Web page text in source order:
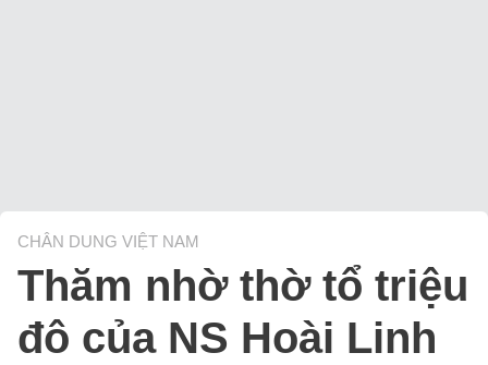
CHÂN DUNG VIỆT NAM
Thăm nhờ thờ tổ triệu
đô của NS Hoài Linh